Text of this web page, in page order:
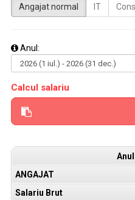
Angajat normal IT
Anul:
Calcul salariu
Anul
ANGAJAT
Salariu Brut